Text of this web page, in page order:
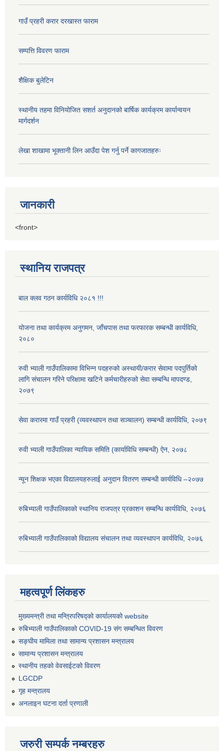
गाउँ प्रहरी करार दरखास्त फाराम
सम्पत्ति विवरण फाराम
शैक्षिक बुलेटिन
स्थानीय तहमा विनियोजित सशर्त अनुदानको बार्षिक कार्यक्रम कार्यान्वयन
मार्गदर्शन
लेखा शाखामा भूक्तानी लिन आउँदा पेश गर्नु पर्ने कागजातहरुः
जानकारी
<front>
स्थानिय राजपत्र
बाल क्लव गठन कार्यविधि २०८१ !!!
योजना तथा कार्यक्रम अनुगमन, जाँचपास तथा फरफारक सम्बन्धी कार्यविधि,
२०८०
रुवी भ्याली गाउँपालिकामा विभिन्न पदहरुको अस्थायी/करार सेवामा पदपुर्तिको
लागि संचालन गरिने परिक्षामा खटिने कर्मचारीहरुको सेवा सम्बन्धि मापदण्ड,
२०७९
सेवा करारमा गाउँ प्रहरी (व्यवस्थापन तथा सञ्चालन) सम्बन्धी कार्यविधि, २०७९
रुवी भ्याली गाउँपालिका न्यायिक समिति (कार्याविधि सम्बन्धी) ऐन, २०७८
न्यून शिक्षक भएका ‍विद्यालयहरुलाई अनुदान वितरण सम्बन्धी कार्यविधि –२०७७
रुबिभ्याली गाउँपालिकाको स्थानिय राजपत्र प्रकाशन सम्बन्धि कार्यविधि, २०७६
रुबिभ्याली गाउँपालिकाको विद्यालय संचालन तथा व्यवस्थापन कार्यविधि, २०७६
महत्वपूर्ण लिंकहरु
मुख्यमन्त्री तथा मन्त्रिपरिषद्को कार्यालयको website
रुबिभ्याली गाउँपालिकाको COVID-19 संग सम्बन्धित विवरण
सङ्‍घीय मामिला तथा सामान्य प्रशासन मन्त्रालय
सामान्य प्रशासन मन्त्रालय
स्थानीय तहको वेवसाईटको विवरण
LGCDP
गृह मन्त्रालय
अनलाइन घटना दर्ता प्रणाली
जरुरी सम्पर्क नम्बरहरु